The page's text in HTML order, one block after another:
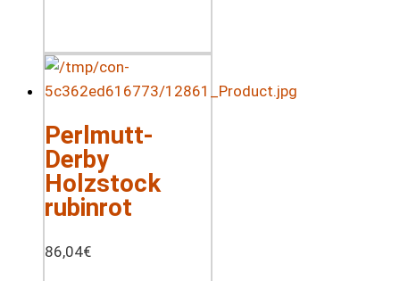
Perlmutt-
Derby
Holzstock
rubinrot
86,04€